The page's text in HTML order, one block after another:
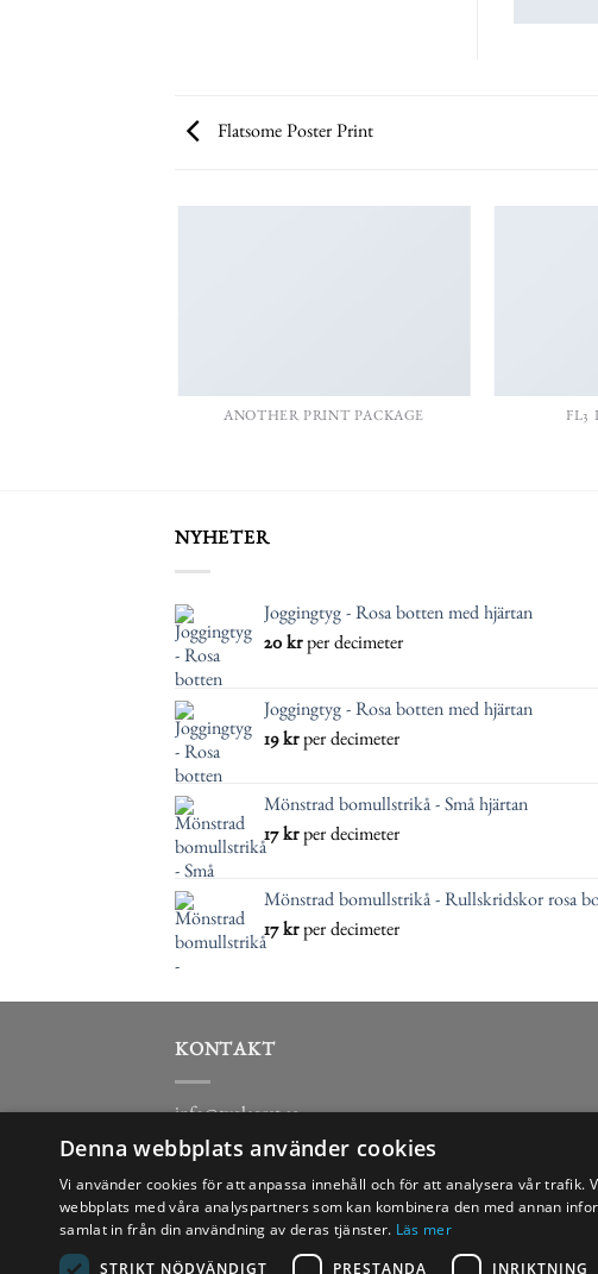
Flatsome Poster Print
ANOTHER PRINT PACKAGE FL3
NYHETER
Joggingtyg - Rosa botten med hjärtan
20 kr per decimeter
Joggingtyg - Rosa botten med hjärtan
19kr per decimeter
Mönstrad bomullstrikå - Små hjärtan
17kr per decimeter
Mönstrad bomullstrikå - Rullskridskor rosa
17kr per decimeter
KONTAKT
info@tyglagret.se
0322-16917
Denna webbplats använder cookies
Vi använder cookies för att anpassa innehåll och för att analysera vår trafik.
webbplats med våra analyspartners som kan kombinera den med annan
samlat in från din användning av deras tjänster. Läs mer
STRIKT NÖDVÄNDIGT
PRESTANDA INRIKTNING